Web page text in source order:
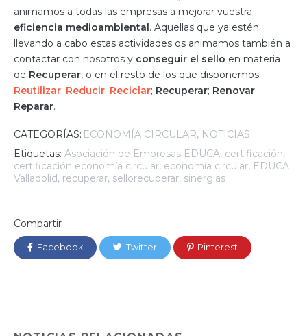
animamos a todas las empresas a mejorar vuestra
eficiencia medioambiental. Aquellas que ya estén
llevando a cabo estas actividades os animamos también a
contactar con nosotros y conseguir el sello en materia
de Recuperar, o en el resto de los que disponemos:
Reutilizar; Reducir; Reciclar; Recuperar; Renovar;
Reparar.
CATEGORÍAS: ECONOMÍA CIRCULAR NOTICIAS
Etiquetas: Asociación de Empresas EDUCA, certificación,
certificación economía circular, economía circular, EDUCA
Valladolid, recuperar, sellorecuperar, sinergias
Compartir
Facebook Twitter Pinterest